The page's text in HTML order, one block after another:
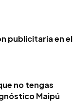
publicitaria en el
no tengas
Maipú